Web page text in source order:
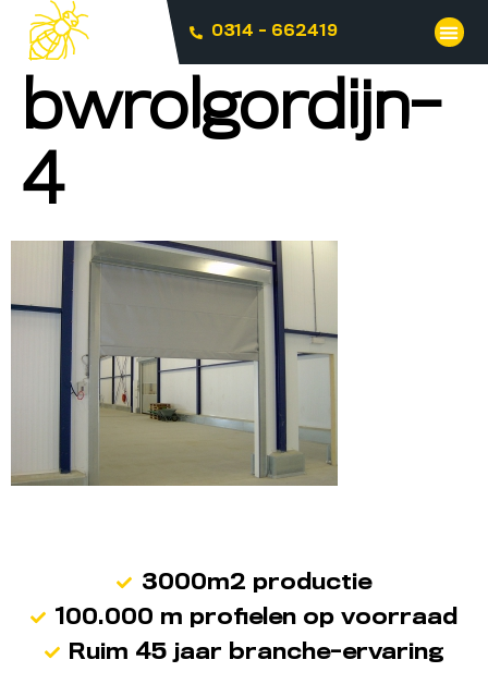
0314 - 662419
bwrolgordijn-
4
3000m2 productie
100.000 m profielen op voorraad
Ruim 45 jaar branche-ervaring